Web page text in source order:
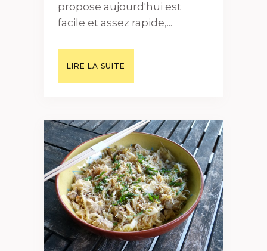
propose aujourd'hui est
facile et assez rapide,...
LIRE LA SUITE